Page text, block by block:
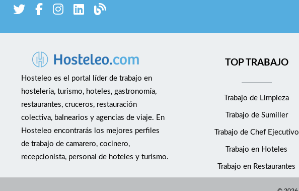
Hosteleo es el portal líder de trabajo en
hostelería, turismo, hoteles, gastronomía,
restaurantes, cruceros, restauración
colectiva, balnearios y agencias de viaje. En
Hosteleo encontrarás los mejores perfiles
de trabajo de camarero, cocinero,
recepcionista, personal de hoteles y turismo.
TOP TRABAJO
Trabajo de Limpieza
Trabajo de Sumiller
Trabajo de Chef Ejecutivo
Trabajo en Hoteles
Trabajo en Restaurantes